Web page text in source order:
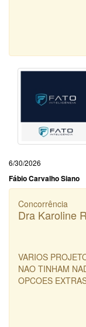
6/30/2026
Fábio Carvalho Siano
Concorrência
Dra Karoline
VARIOS
NAO TINHAM
OPCOES